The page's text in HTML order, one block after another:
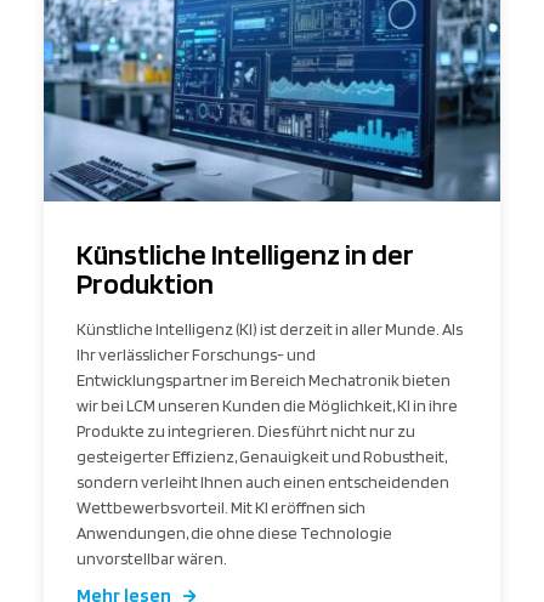
Künstliche Intelligenz in der
Produktion
Künstliche Intelligenz (KI) ist derzeit in aller Munde. Als
Ihr verlässlicher Forschungs- und
Entwicklungspartner im Bereich Mechatronik bieten
wir bei LCM unseren Kunden die Möglichkeit, KI in ihre
Produkte zu integrieren. Dies führt nicht nur zu
gesteigerter Effizienz, Genauigkeit und Robustheit,
sondern verleiht Ihnen auch einen entscheidenden
Wettbewerbsvorteil. Mit KI eröffnen sich
Anwendungen, die ohne diese Technologie
unvorstellbar wären.
Mehr lesen